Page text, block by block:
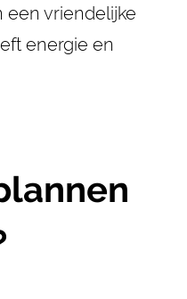
een vriendelijke
energie en